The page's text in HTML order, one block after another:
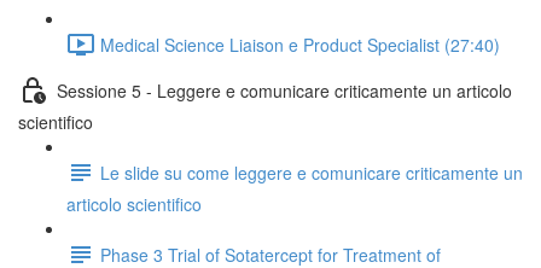
Medical Science Liaison e Product Specialist (27:40)
Sessione 5 - Leggere e comunicare criticamente un articolo
scientifico
Le slide su come leggere e comunicare criticamente un
articolo scientifico
Phase 3 Trial of Sotatercept for Treatment of